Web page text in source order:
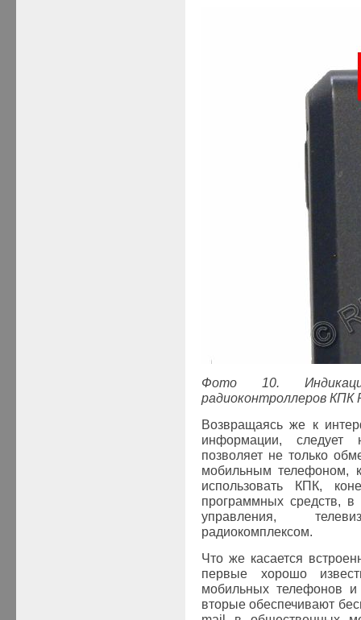
Фото 10.
радиоконтроллеров КПК
Возвращаясь же к
информации, следует
позволяет не только
мобильным телефоном,
использовать КПК,
программных средств, в
управления,
радиокомплексом.
Что же касается
первые хорошо
мобильных телефонов
вторые обеспечивают